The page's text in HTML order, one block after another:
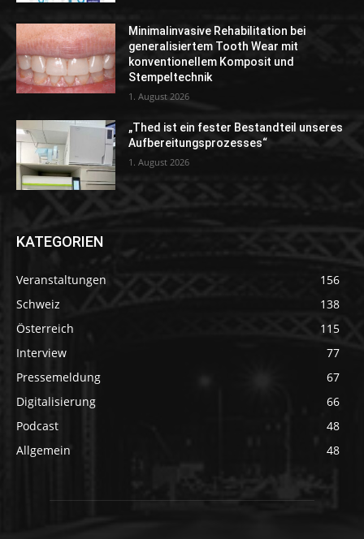
Minimalinvasive Rehabilitation bei
generalisiertem Tooth Wear mit
konventionellem Komposit und
Stempeltechnik
1. August 2026
„Thed ist ein fester Bestandteil unseres
Aufbereitungsprozesses“
1. August 2026
KATEGORIEN
Veranstaltungen
156
Schweiz
138
Österreich
115
Interview
77
Pressemeldung
67
Digitalisierung
66
Podcast
48
Allgemein
48